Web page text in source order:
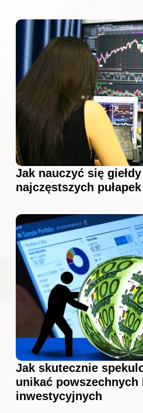
Jak nauczyć się
najczęstszych
Jak skutecznie
unikać powszechnych
inwestycyjnych